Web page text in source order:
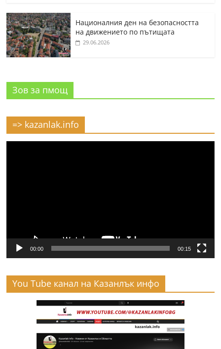
Националния ден на безопасността
на движението по пътищата
29.06.2026
Зов за пмощ
=> kazanlak.info
00:00 00:15
You Tube канал на Казанлък инфо